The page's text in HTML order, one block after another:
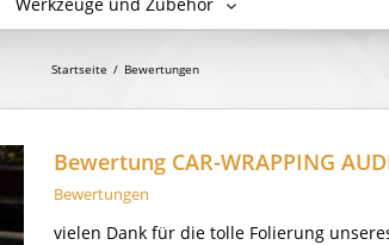
Startseite / Bewertungen
Bewertung CAR-WRAPPING
Bewertungen
vielen Dank für die tolle Folierung